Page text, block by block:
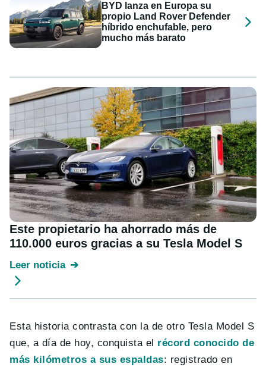
BYD lanza en Europa su
propio Land Rover Defender
híbrido enchufable, pero
mucho más barato
Este propietario ha ahorrado más de
110.000 euros gracias a su Tesla Model S
Leer noticia
Esta historia contrasta con la de otro Tesla Model S
que, a día de hoy, conquista el récord conocido de
más kilómetros a sus espaldas: registrado en